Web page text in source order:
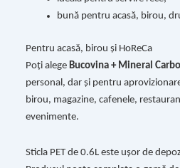
bună pentru acasă, birou,
Pentru acasă, birou și HoReCa
Poți alege Bucovina + Mineral
personal, dar și pentru
birou, magazine, cafenele,
evenimente.
Sticla PET de 0.6L este ușor de